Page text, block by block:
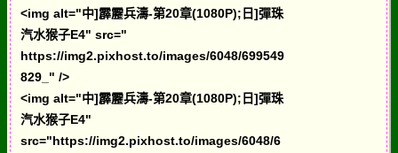
<img alt="中]霹靂兵濤-第20章(1080P);日]彈珠
汽水猴子E4" src="
https://img2.pixhost.to/images/6048/699549
829_" />
<img alt="中]霹靂兵濤-第20章(1080P);日]彈珠
汽水猴子E4"
src="https://img2.pixhost.to/images/6048/6